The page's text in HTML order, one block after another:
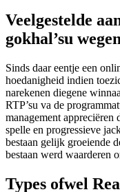
Veelgestelde
gokhal’su
Sinds daar eentje een
hoedanigheid indien
narekenen diegene
RTP’su va de
management appreciëren
spelle en progressieve
bestaan gelijk groeiende
bestaan werd waarderen
Types ofwel